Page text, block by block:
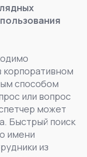
корпоративном
способом
или вопрос
может
Быстрый поиск
имени
из